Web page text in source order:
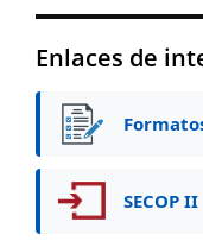
Enlaces de
SECOP II